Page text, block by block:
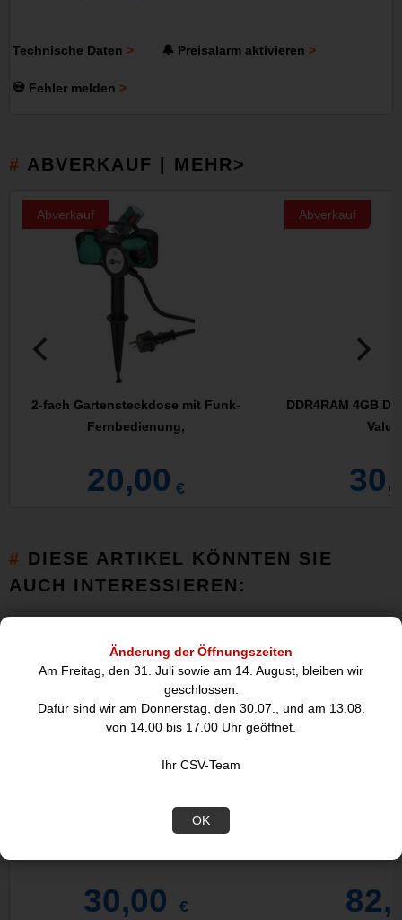
Änderung der Öffnungszeiten
Am Freitag, den 31. Juli sowie am 14. August, bleiben wir
geschlossen.
Dafür sind wir am Donnerstag, den 30.07., und am 13.08.
von 14.00 bis 17.00 Uhr geöffnet.
Ihr CSV-Team
OK
Technische Daten 🔔 Preisalarm aktivieren
💀 Fehler melden
ABVERKAUF | MEHR>
Abverkauf
2-fach Gartensteckdose mit Funk-
Fernbedienung,
20,00 €
Abverkauf
DDR4RAM 4GB
DIESE ARTIKEL KÖNNTEN SIE
AUCH INTERESSIEREN:
DDR4RAM 4GB DDR4-2133 Kingston
30,00 €